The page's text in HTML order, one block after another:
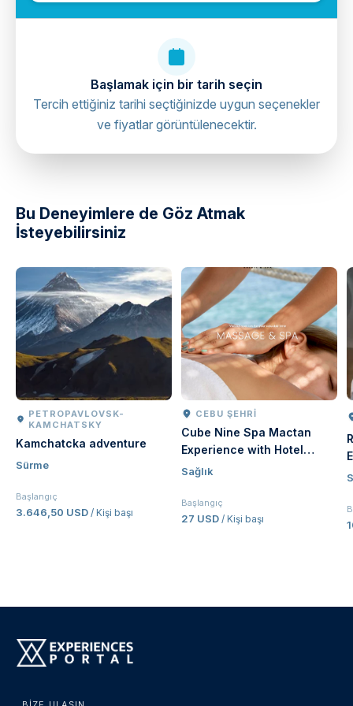
directions
Başlamak için bir tarih seçin
Tercih ettiğiniz tarihi seçtiğinizde uygun seçenekler
ve fiyatlar görüntülenecektir.
Bu Deneyimlere de Göz Atmak
İsteyebilirsiniz
PETROPAVLOVSK-
KAMCHATSKY
Kamchatcka adventure
Sürme
Başlangıç
3.646,50 USD / Kişi başı
CEBU ŞEHRI
Cube Nine Spa Mactan
Experience with Hotel
Transfer in Cebu |
Sağlık
Başlangıç
27 USD / Kişi başı